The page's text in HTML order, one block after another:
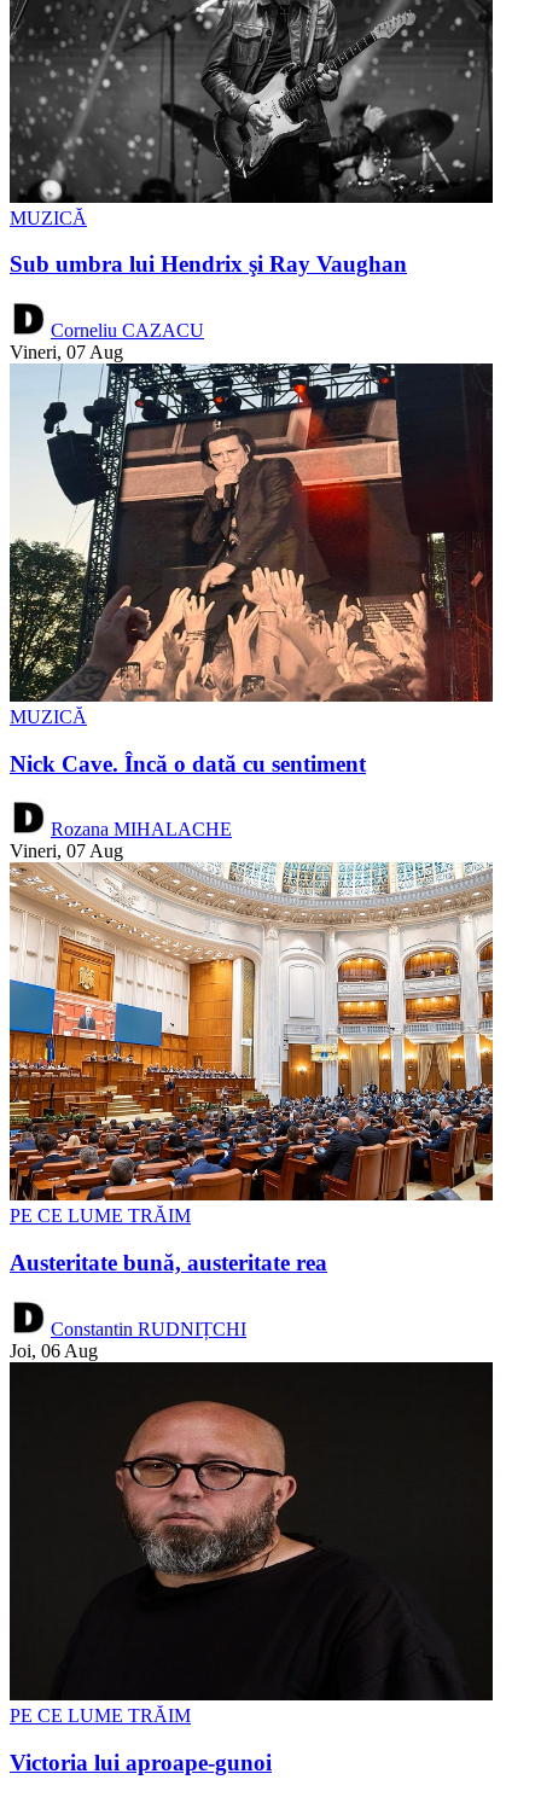
MUZICĂ
Sub umbra lui Hendrix şi Ray Vaughan
Corneliu CAZACU
Vineri, 07 Aug
MUZICĂ
Nick Cave. Încă o dată cu sentiment
Rozana MIHALACHE
Vineri, 07 Aug
PE CE LUME TRĂIM
Austeritate bună, austeritate rea
Constantin RUDNIȚCHI
Joi, 06 Aug
PE CE LUME TRĂIM
Victoria lui aproape-gunoi